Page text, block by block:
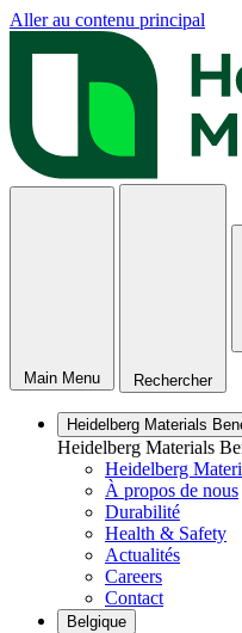
Aller au contenu principal
Main Menu Rechercher
Heidelberg Materials
Heidelberg Materials
Heidelberg
À propos de nous
Durabilité
Health & Safety
Actualités
Careers
Contact
Belgique